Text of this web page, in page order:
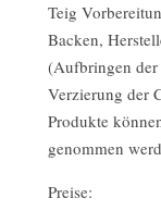
Teig
Backen,
(Aufbringen der
Verzierung der
Produkte
genommen
Preise: